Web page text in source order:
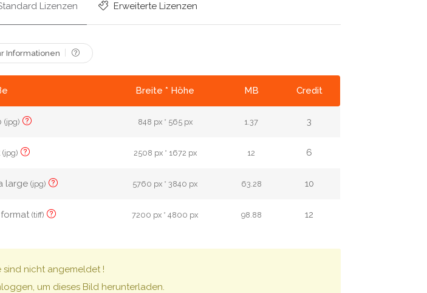
Lizenzen Erweiterte Lizenzen
Informationen
Breite * Höhe MB Credit
(jpg) 848 px * 565 px 1.37 3
(jpg) 2508 px * 1672 px 12 6
large(jpg) 5760 px * 3840 px 63.28 10
format(tiff) 7200 px * 4800 px 98.88 12
sind nicht angemeldet !
um dieses Bild herunterladen.